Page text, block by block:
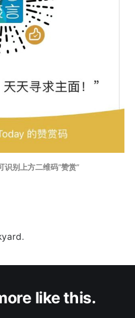
识别上方二维码“赞赏”
.
like this.